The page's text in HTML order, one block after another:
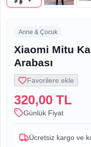
Anne & Çocuk
Xiaomi Mitu
Arabası
Favorilere ekle
320,00 TL
Günlük Fiyat
Ücretsiz kargo ve